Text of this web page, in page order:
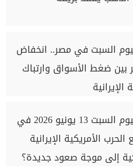
السبت في مصر.. انخفاض
بين ضغط الأسواق وارتباك
الإيرانية
سعر الدولار اليوم السبت 13 يونيو 2026 في
الأمريكية الإيرانية
إلى موجة صعود جديدة؟